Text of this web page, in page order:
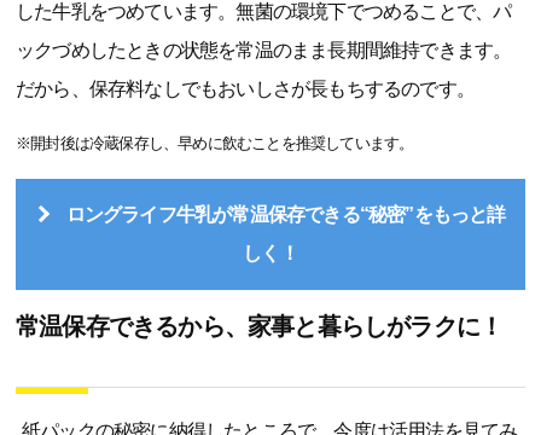
した牛乳をつめています。無菌の環境下でつめることで、パ
ックづめしたときの状態を常温のまま長期間維持できます。
だから、保存料なしでもおいしさが長もちするのです。
※開封後は冷蔵保存し、早めに飲むことを推奨しています。
ロングライフ牛乳が常温保存できる“秘密”をもっと詳
しく！
常温保存できるから、家事と暮らしがラクに！
紙パックの秘密に納得したところで、今度は活用法を見てみ